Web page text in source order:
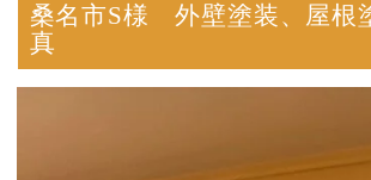
桑名市S様 外壁塗装、屋根
真